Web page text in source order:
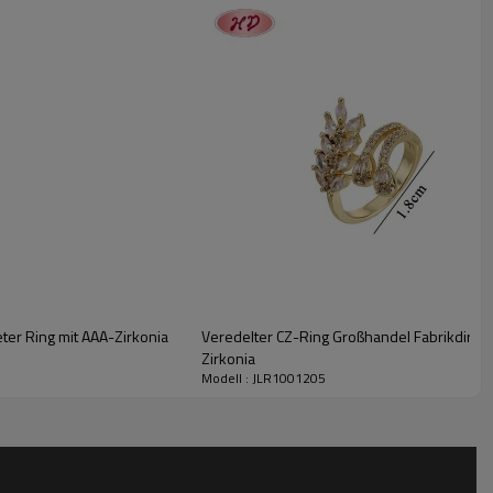
Darüber hinaus bieten wir einen exzellenten Kundenservice.
Ring mit AAA-Zirkonia
Veredelter CZ-Ring Großhandel
Zirkonia
Modell : JLR1001205